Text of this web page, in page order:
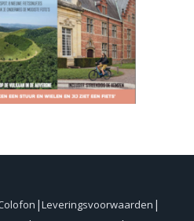
Leveringsvoorwaarden